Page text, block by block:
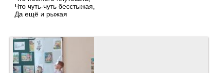
Что чуть-чуть бесстыжая,
Да ещё и рыжая